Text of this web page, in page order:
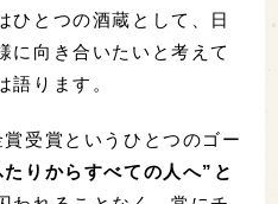
ひとつの酒蔵として、日
に向き合いたいと考えて
語ります。
受賞というひとつのゴー
りからすべての人へ”と